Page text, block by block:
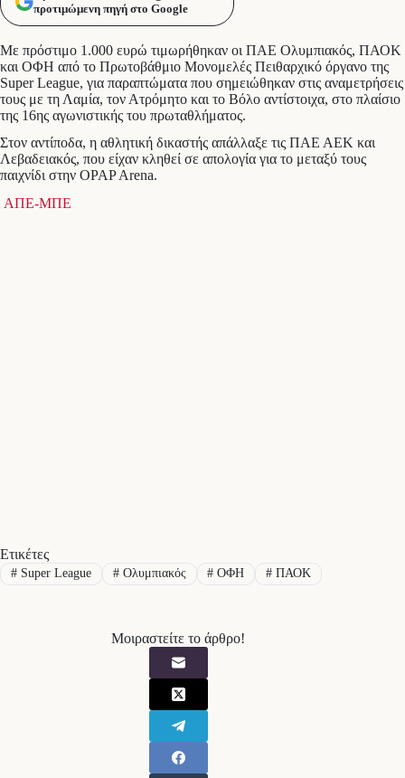
προτιμώμενη πηγή στο Google
Με πρόστιμο 1.000 ευρώ τιμωρήθηκαν οι ΠΑΕ Ολυμπιακός, ΠΑΟΚ
και ΟΦΗ από το Πρωτοβάθμιο Μονομελές Πειθαρχικό όργανο της
Super League, για παραπτώματα που σημειώθηκαν στις αναμετρήσεις
τους με τη Λαμία, τον Ατρόμητο και το Βόλο αντίστοιχα, στο πλαίσιο
της 16ης αγωνιστικής του πρωταθλήματος.
Στον αντίποδα, η αθλητική δικαστής απάλλαξε τις ΠΑΕ ΑΕΚ και
Λεβαδειακός, που είχαν κληθεί σε απολογία για το μεταξύ τους
παιχνίδι στην OPAP Arena.
ΑΠΕ-ΜΠΕ
Ετικέτες
#Super League #Ολυμπιακός # ΟΦΗ # ΠΑΟΚ
Μοιραστείτε το άρθρο!